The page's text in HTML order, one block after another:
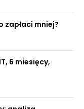
zapłaci mniej?
6 miesięcy,